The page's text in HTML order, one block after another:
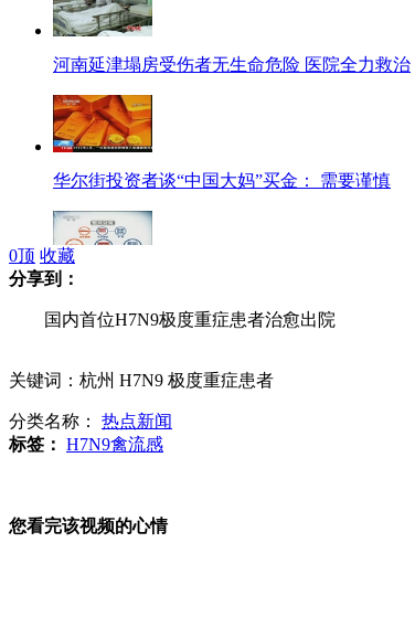
河南延津塌房受伤者无生命危险 医院全力救治
华尔街投资者谈“中国大妈”买金： 需要谨慎
3学生疑遭追赶致死目击者：协警曾挥警棍追赶
0顶 收藏
分享到：
国内首位H7N9极度重症患者治愈出院
关键词：杭州 H7N9 极度重症患者
分类名称： 热点新闻
标签： H7N9禽流感
您看完该视频的心情